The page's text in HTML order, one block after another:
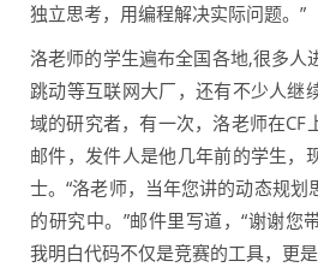
独立思考，用编程解决实际问题。”
洛老师的学生遍布全国各地,很多人
跳动等互联网大厂，还有不少人继
域的研究者，有一次，洛老师在CF
邮件，发件人是他几年前的学生，
士。“洛老师，当年您讲的动态规
的研究中。”邮件里写道，“谢谢您
我明白代码不仅是竞赛的工具，更